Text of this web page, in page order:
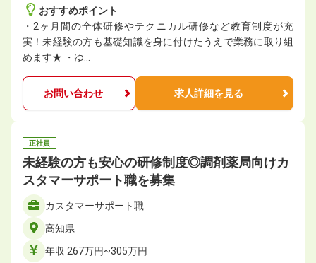
おすすめポイント
・2ヶ月間の全体研修やテクニカル研修など教育制度が充
実！未経験の方も基礎知識を身に付けたうえで業務に取り組
めます★ ・ゆ…
お問い合わせ 求人詳細を見る
正社員
未経験の方も安心の研修制度◎調剤薬局向けカ
スタマーサポート職を募集
カスタマーサポート職
高知県
年収 267万円~305万円